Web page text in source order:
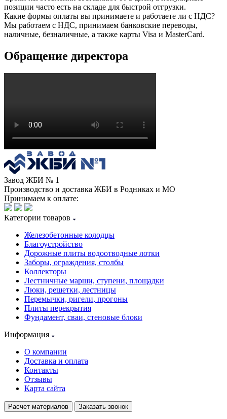
позиции часто есть на складе для быстрой отгрузки.
Какие формы оплаты вы принимаете и работаете ли с НДС?
Мы работаем с НДС, принимаем банковские переводы,
наличные, безналичные, а также карты Visa и MasterCard.
Обращение директора
Завод ЖБИ № 1
Производство и доставка ЖБИ в Родниках и МО
Принимаем к оплате:
Категории товаров
Железобетонные колодцы
Благоустройство
Дорожные плиты водоотводные лотки
Заборы, ограждения, столбы
Коллекторы
Лестничные марши, ступени, площадки
Люки, решетки, лестницы
Перемычки, ригели, прогоны
Плиты перекрытия
Фундамент, сваи, стеновые блоки
Информация
О компании
Доставка и оплата
Контакты
Отзывы
Карта сайта
Расчет материалов Заказать звонок